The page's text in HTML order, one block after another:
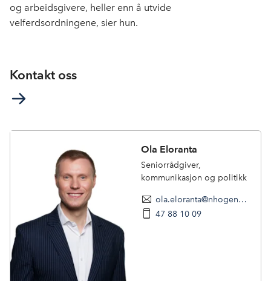
og arbeidsgivere, heller enn å utvide
velferdsordningene, sier hun.
Kontakt oss
Ola Eloranta
Seniorrådgiver,
kommunikasjon og politikk
ola.eloranta@nhogeneo.no
47 88 10 09